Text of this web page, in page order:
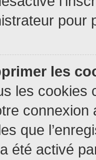
les
les cookies
que
été activé